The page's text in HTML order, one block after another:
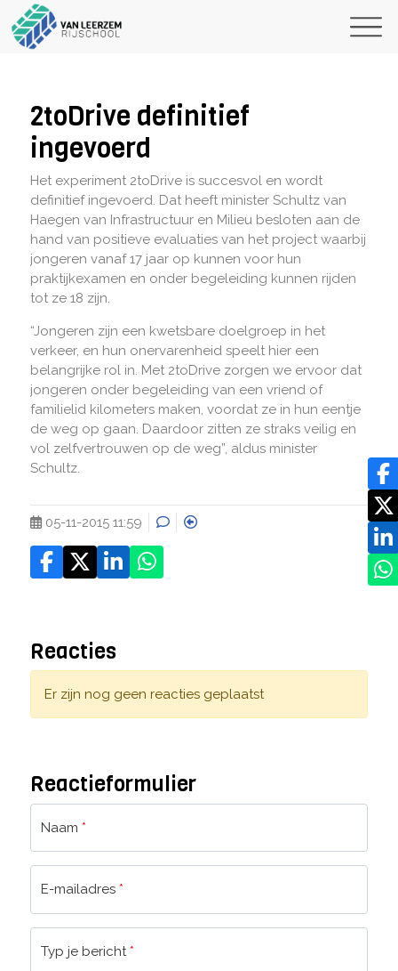
2toDrive definitief
ingevoerd
Het experiment 2toDrive is succesvol en wordt
definitief ingevoerd. Dat heeft minister Schultz van
Haegen van Infrastructuur en Milieu besloten aan de
hand van positieve evaluaties van het project waarbij
jongeren vanaf 17 jaar op kunnen voor hun
praktijkexamen en onder begeleiding kunnen rijden
tot ze 18 zijn.
“Jongeren zijn een kwetsbare doelgroep in het
verkeer, en hun onervarenheid speelt hier een
belangrijke rol in. Met 2toDrive zorgen we ervoor dat
jongeren onder begeleiding van een vriend of
familielid kilometers maken, voordat ze in hun eentje
de weg op gaan. Daardoor zitten ze straks veilig en
vol zelfvertrouwen op de weg”, aldus minister
Schultz.
05-11-2015 11:59
Reacties
Er zijn nog geen reacties geplaatst
Reactieformulier
Naam *
E-mailadres *
Typ je bericht *